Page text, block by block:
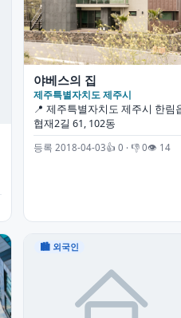
야베스의 집
제주특별자치도 제주시
📍 제주특별자치도 제주시 한림
협재2길 61, 102동
등록 2018-04-03👍 0 · 👎 0👁 14
🏙 외국인